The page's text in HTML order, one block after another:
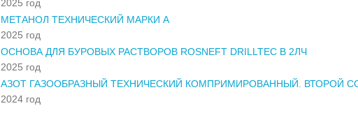
2025 год
МЕТАНОЛ ТЕХНИЧЕСКИЙ МАРКИ А
2025 год
ОСНОВА ДЛЯ БУРОВЫХ РАСТВОРОВ ROSNEFT DRILLTEC В 2ЛЧ
2025 год
АЗОТ ГАЗООБРАЗНЫЙ ТЕХНИЧЕСКИЙ КОМПРИМИРОВАННЫЙ. ВТОРОЙ
2024 год